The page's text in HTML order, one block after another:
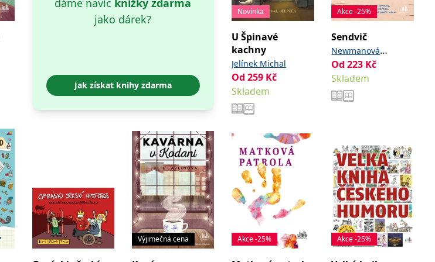
jako dárek?
Jak získat knihy zdarma
Novinka
U Špinavé
kachny
Jelínek Michal
Od259 Kč
Skladem
Akce -25%
Sendvič
Newmanová
Catherine
Od223 Kč
Skladem
Výjimečná cena Akce -25% Akce -25%